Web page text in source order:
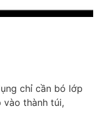
chỉ cần bó lớp
thành túi,